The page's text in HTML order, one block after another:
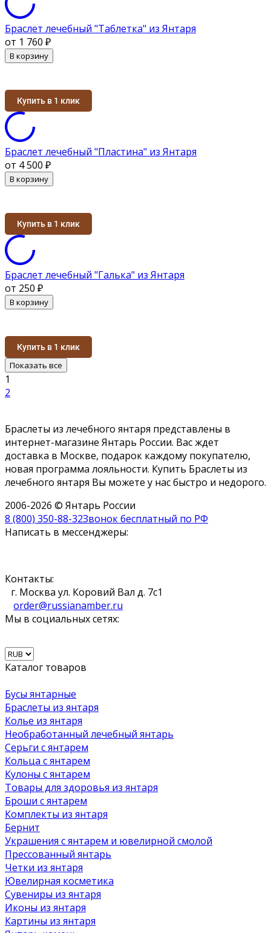
Браслет лечебный "Таблетка" из Янтаря
от 1 760 ₽
В корзину
Купить в 1 клик
Браслет лечебный "Пластина" из Янтаря
от 4 500 ₽
В корзину
Купить в 1 клик
Браслет лечебный "Галька" из Янтаря
от 250 ₽
В корзину
Купить в 1 клик
Показать все
1
2
Браслеты из лечебного янтаря представлены в
интернет-магазине Янтарь России. Вас ждет
доставка в Москве, подарок каждому покупателю,
новая программа лояльности. Купить Браслеты из
лечебного янтаря Вы можете у нас быстро и недорого.
2006-2026 © Янтарь России
8 (800) 350-88-32Звонок бесплатный по РФ
Написать в мессенджеры:
Контакты:
г. Москва ул. Коровий Вал д. 7с1
order@russianamber.ru
Мы в социальных сетях:
Каталог товаров
Бусы янтарные
Браслеты из янтаря
Колье из янтаря
Необработанный лечебный янтарь
Серьги с янтарем
Кольца с янтарем
Кулоны с янтарем
Товары для здоровья из янтаря
Броши с янтарем
Комплекты из янтаря
Бернит
Украшения с янтарем и ювелирной смолой
Прессованный янтарь
Четки из янтаря
Ювелирная косметика
Сувениры из янтаря
Иконы из янтаря
Картины из янтаря